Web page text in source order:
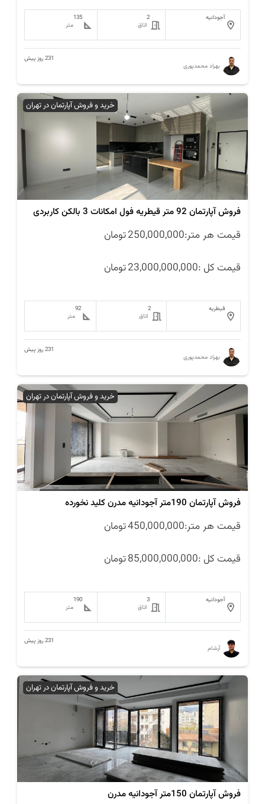
آجودانیه
2
اتاق
135
متر
بهراد محمدپوری
231 روز پیش
خرید و فروش آپارتمان در تهران
فروش آپارتمان 92 متر قیطریه فول امکانات 3 بالکن کاربردی
قیمت هر متر:250,000,000تومان
قیمت کل :23,000,000,000تومان
قیطریه
2
اتاق
92
متر
بهراد محمدپوری
231 روز پیش
خرید و فروش آپارتمان در تهران
فروش آپارتمان 190متر آجودانیه مدرن کلید نخورده
قیمت هر متر:450,000,000تومان
قیمت کل :85,000,000,000تومان
آجودانیه
3
اتاق
190
متر
آرشام
231 روز پیش
خرید و فروش آپارتمان در تهران
فروش آپارتمان 150متر آجودانیه مدرن